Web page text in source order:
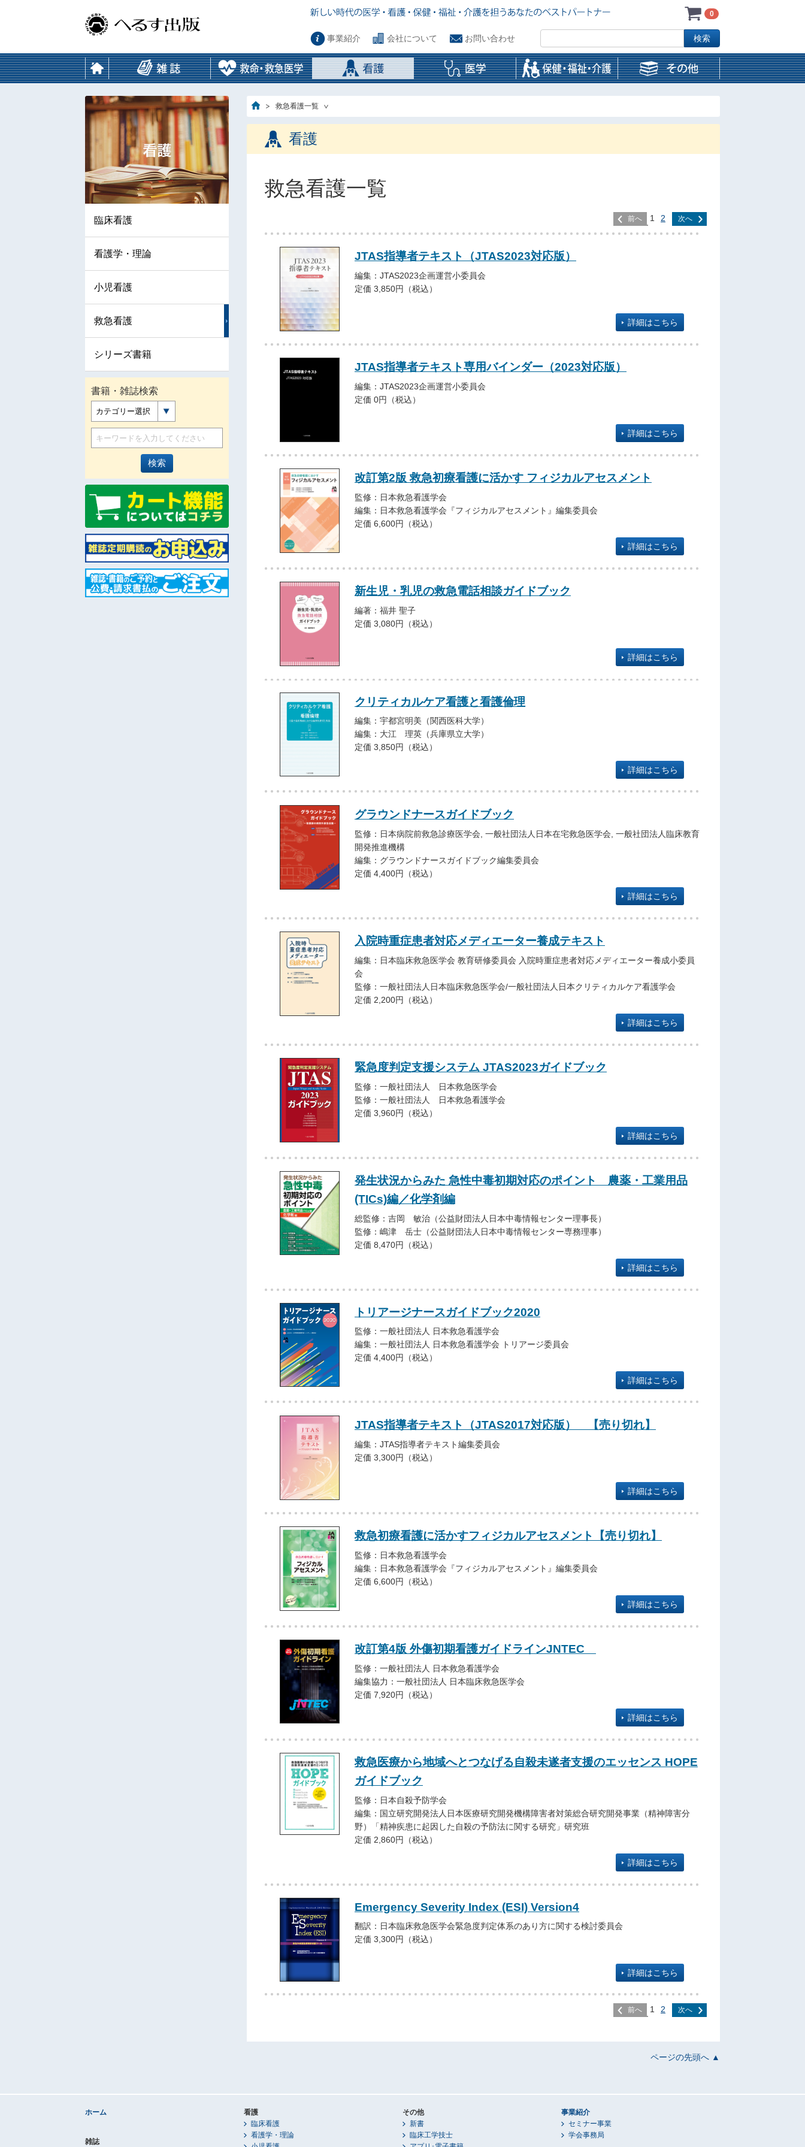
0
事業紹介 会社について お問い合わせ
救急看護一覧
看護
救急看護一覧
前へ 1 2 次へ
JTAS指導者テキスト（JTAS2023対応版）
編集：JTAS2023企画運営小委員会
定価 3,850円（税込）
詳細はこちら
JTAS指導者テキスト専用バインダー（2023対応版）
編集：JTAS2023企画運営小委員会
定価 0円（税込）
詳細はこちら
改訂第2版 救急初療看護に活かす フィジカルアセスメント
監修：日本救急看護学会
編集：日本救急看護学会『フィジカルアセスメント』編集委員会
定価 6,600円（税込）
詳細はこちら
新生児・乳児の救急電話相談ガイドブック
編著：福井 聖子
定価 3,080円（税込）
詳細はこちら
クリティカルケア看護と看護倫理
編集：宇都宮明美（関西医科大学）
編集：大江 理英（兵庫県立大学）
定価 3,850円（税込）
詳細はこちら
グラウンドナースガイドブック
監修：日本病院前救急診療医学会, 一般社団法人日本在宅救急医学会, 一般社団法人臨床教育
開発推進機構
編集：グラウンドナースガイドブック編集委員会
定価 4,400円（税込）
詳細はこちら
入院時重症患者対応メディエーター養成テキスト
編集：日本臨床救急医学会 教育研修委員会 入院時重症患者対応メディエーター養成小委員
会
監修：一般社団法人日本臨床救急医学会/一般社団法人日本クリティカルケア看護学会
定価 2,200円（税込）
詳細はこちら
緊急度判定支援システム JTAS2023ガイドブック
監修：一般社団法人 日本救急医学会
監修：一般社団法人 日本救急看護学会
定価 3,960円（税込）
詳細はこちら
発生状況からみた 急性中毒初期対応のポイント 農薬・工業用品
(TICs)編／化学剤編
総監修：吉岡 敏治（公益財団法人日本中毒情報センター理事長）
監修：嶋津 岳士（公益財団法人日本中毒情報センター専務理事）
定価 8,470円（税込）
詳細はこちら
トリアージナースガイドブック2020
監修：一般社団法人 日本救急看護学会
編集：一般社団法人 日本救急看護学会 トリアージ委員会
定価 4,400円（税込）
詳細はこちら
JTAS指導者テキスト（JTAS2017対応版） 【売り切れ】
編集：JTAS指導者テキスト編集委員会
定価 3,300円（税込）
詳細はこちら
救急初療看護に活かすフィジカルアセスメント【売り切れ】
監修：日本救急看護学会
編集：日本救急看護学会『フィジカルアセスメント』編集委員会
定価 6,600円（税込）
詳細はこちら
改訂第4版 外傷初期看護ガイドラインJNTEC
監修：一般社団法人 日本救急看護学会
編集協力：一般社団法人 日本臨床救急医学会
定価 7,920円（税込）
詳細はこちら
救急医療から地域へとつなげる自殺未遂者支援のエッセンス HOPE
ガイドブック
監修：日本自殺予防学会
編集：国立研究開発法人日本医療研究開発機構障害者対策総合研究開発事業（精神障害分
野）「精神疾患に起因した自殺の予防法に関する研究」研究班
定価 2,860円（税込）
詳細はこちら
Emergency Severity Index (ESI) Version4
翻訳：日本臨床救急医学会緊急度判定体系のあり方に関する検討委員会
定価 3,300円（税込）
詳細はこちら
前へ 1 2 次へ
臨床看護
看護学・理論
小児看護
救急看護
シリーズ書籍
書籍・雑誌検索
カテゴリー選択
ページの先頭へ ▲
ホーム
雑誌
看護
臨床看護
看護学・理論
その他
新書
臨床工学技士
事業紹介
セミナー事業
学会事務局